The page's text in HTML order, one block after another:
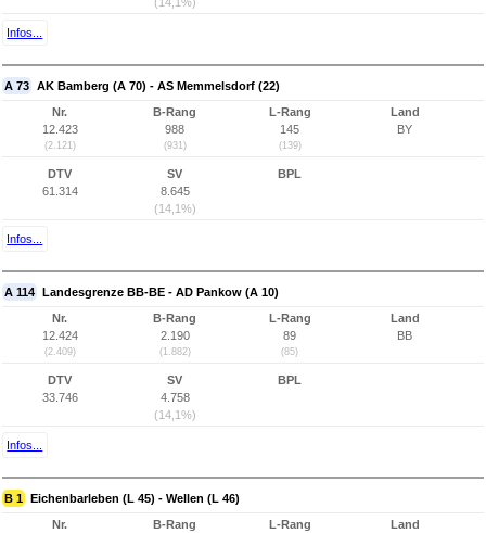
Infos...
A 73 AK Bamberg (A 70) - AS Memmelsdorf (22)
Nr.
12.423
(2.121)
B-Rang
988
(931)
L-Rang
145
(139)
Land
BY
DTV
61.314
SV
8.645
(14,1%)
BPL
Infos...
A 114 Landesgrenze BB-BE - AD Pankow (A 10)
Nr.
12.424
(2.409)
B-Rang
2.190
(1.882)
L-Rang
89
(85)
Land
BB
DTV
33.746
SV
4.758
(14,1%)
BPL
Infos...
B 1 Eichenbarleben (L 45) - Wellen (L 46)
Nr.
B-Rang
L-Rang
Land